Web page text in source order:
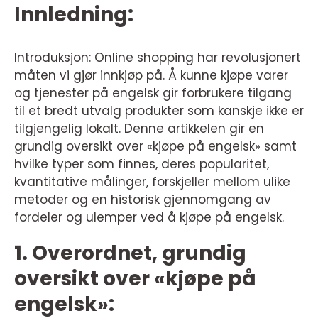
Innledning:
Introduksjon: Online shopping har revolusjonert
måten vi gjør innkjøp på. Å kunne kjøpe varer
og tjenester på engelsk gir forbrukere tilgang
til et bredt utvalg produkter som kanskje ikke er
tilgjengelig lokalt. Denne artikkelen gir en
grundig oversikt over «kjøpe på engelsk» samt
hvilke typer som finnes, deres popularitet,
kvantitative målinger, forskjeller mellom ulike
metoder og en historisk gjennomgang av
fordeler og ulemper ved å kjøpe på engelsk.
1. Overordnet, grundig
oversikt over «kjøpe på
engelsk»: